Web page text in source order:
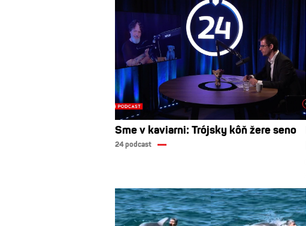
Sme v kaviarni: Trójsky kôň žere seno
24 podcast